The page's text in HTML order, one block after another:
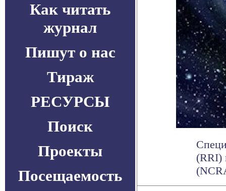
Как читать
журнал
Пишут о нас
Тираж
РЕСУРСЫ
Поиск
Проекты
Посещаемость
(RRI)